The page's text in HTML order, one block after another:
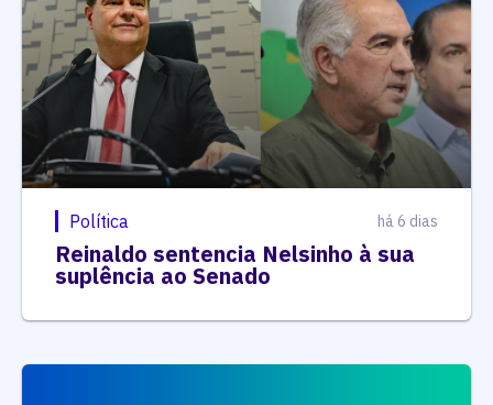
Política há 6 dias
Reinaldo sentencia Nelsinho à sua
suplência ao Senado